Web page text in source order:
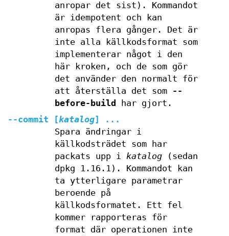
anropar det sist). Kommandot
är idempotent och kan
anropas flera gånger. Det är
inte alla källkodsformat som
implementerar något i den
här kroken, och de som gör
det använder den normalt för
att återställa det som
--
before-build
har gjort.
--commit [katalog] ...
Spara ändringar i
källkodsträdet som har
packats upp i katalog(sedan
dpkg 1.16.1). Kommandot kan
ta ytterligare parametrar
beroende på
källkodsformatet. Ett fel
kommer rapporteras för
format där operationen inte